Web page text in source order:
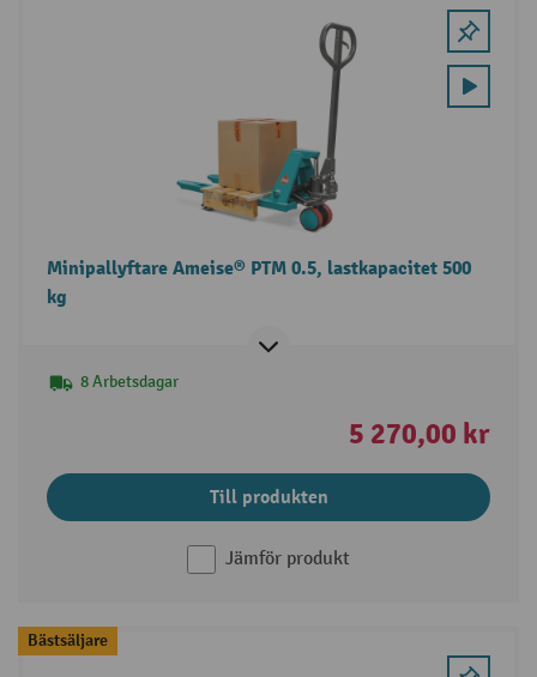
Minipallyftare Ameise® PTM 0.5, lastkapacitet 500
kg
8 Arbetsdagar
5 270,00 kr
Till produkten
Jämför produkt
Bästsäljare